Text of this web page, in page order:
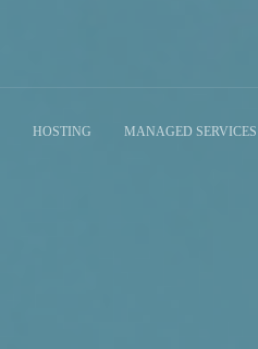
HOSTING MANAGED SERVICES